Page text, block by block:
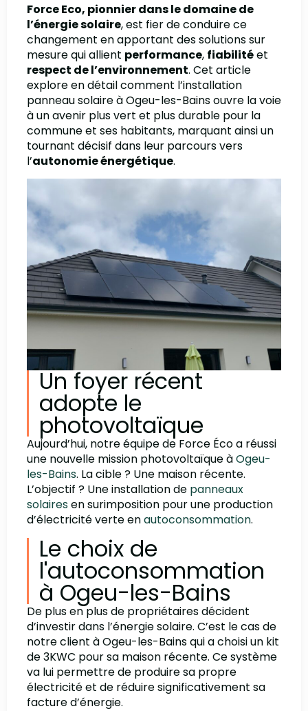
Force Eco, pionnier dans le domaine de
l’énergie solaire, est fier de conduire ce
changement en apportant des solutions sur
mesure qui allient performance, fiabilitéet
respect de l’environnement. Cet article
explore en détail comment l’installation
panneau solaire à Ogeu-les-Bains ouvre la voie
à un avenir plus vert et plus durable pour la
commune et ses habitants, marquant ainsi un
tournant décisif dans leur parcours vers
l’autonomie énergétique.
Un foyer récent
adopte le
photovoltaïque
Aujourd’hui, notre équipe de Force Éco a réussi
une nouvelle mission photovoltaïque àOgeu-
les-Bains. La cible ? Une maison récente.
L’objectif ? Une installation de panneaux
solairesen surimposition pour une production
d’électricité verte enautoconsommation.
Le choix de
l'autoconsommation
à Ogeu-les-Bains
De plus en plus de propriétaires décident
d’investir dans l’énergie solaire. C’est le cas de
notre client à Ogeu-les-Bains qui a choisi un kit
de 3KWC pour sa maison récente. Ce système
va lui permettre de produire sa propre
électricité et de réduire significativement sa
facture d’énergie.